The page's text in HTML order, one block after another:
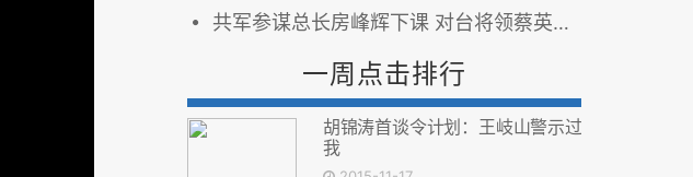
共军参谋总长房峰辉下课 对台将领蔡英挺接捧
一周点击排行
胡锦涛首谈令计划：王岐山警示过
我